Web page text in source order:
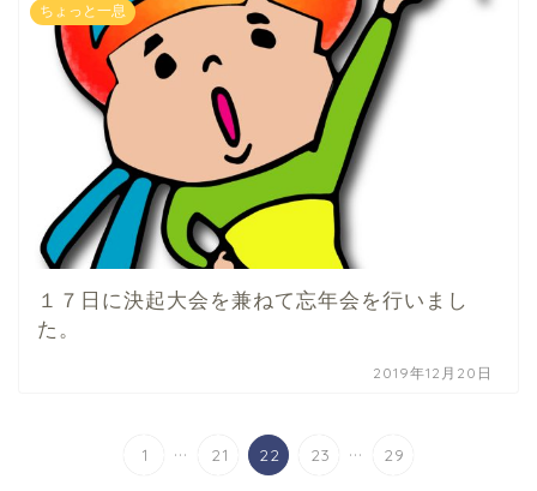
ちょっと一息
１７日に決起大会を兼ねて忘年会を行いまし
た。
2019年12月20日
1 ... 21 22 23 ... 29